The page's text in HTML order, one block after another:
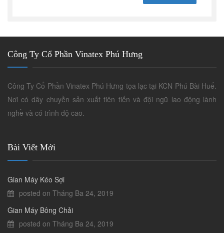
Công Ty Cổ Phần Vinatex Phú Hưng
Công Ty Cổ Phần Vinatex Phú Hưng tọa lạc tại KCN Phú Bài Huế.
Nơi có dây chuyền sản xuất tiên tiến và đội ngũ lao động lành
nghề và có trình độ cao.
Bài Viết Mới
Gian Máy Kéo Sợi
posted on Tháng Ba 24, 2019
Gian Máy Bông Chải
posted on Tháng Ba 24, 2019